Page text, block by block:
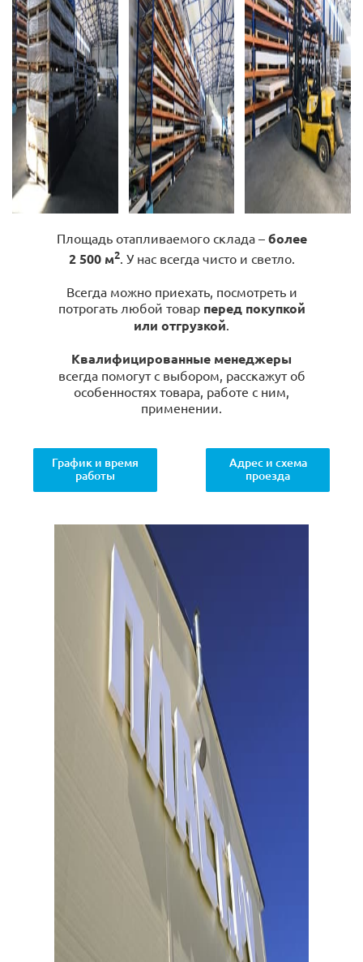
Площадь отапливаемого склада – более
2 500 м2. У нас всегда чисто и светло.
Всегда можно приехать, посмотреть и
потрогать любой товар перед покупкой
или отгрузкой.
Квалифицированные менеджеры
всегда помогут с выбором, расскажут об
особенностях товара, работе с ним,
применении.
График и время
работы
Адрес и схема
проезда